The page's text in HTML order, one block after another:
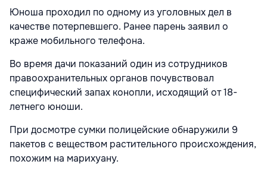
Юноша проходил по одному из уголовных дел в
качестве потерпевшего. Ранее парень заявил о
краже мобильного телефона.
Во время дачи показаний один из сотрудников
правоохранительных органов почувствовал
специфический запах конопли, исходящий от 18-
летнего юноши.
При досмотре сумки полицейские обнаружили 9
пакетов с веществом растительного происхождения,
похожим на марихуану.